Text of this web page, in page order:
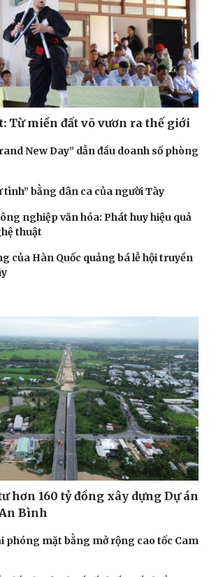
Giải trí
Thời trang
Từ miền đất võ vươn ra thế giới
New Day” dẫn đầu doanh số phòng
tình” bằng dân ca của người Tày
nghiệp văn hóa: Phát huy hiệu quả
thuật
của Hàn Quốc quảng bá lễ hội truyền
hơn 160 tỷ đồng xây dựng Dự án
Bình
phóng mặt bằng mở rộng cao tốc Cam